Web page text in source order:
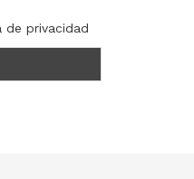
de privacidad